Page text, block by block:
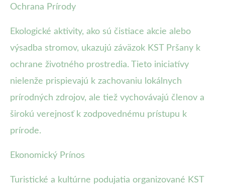
Ochrana Prírody
Ekologické aktivity, ako sú čistiace akcie alebo
výsadba stromov, ukazujú záväzok KST Pršany k
ochrane životného prostredia. Tieto iniciatívy
nielenže prispievajú k zachovaniu lokálnych
prírodných zdrojov, ale tiež vychovávajú členov a
širokú verejnosť k zodpovednému prístupu k
prírode.
Ekonomický Prínos
Turistické a kultúrne podujatia organizované KST